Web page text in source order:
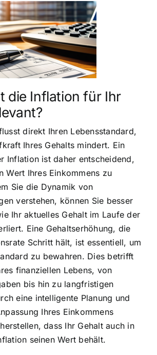
die Inflation für Ihr
direkt Ihren Lebensstandard,
Ihres Gehalts mindert. Ein
Inflation ist daher entscheidend,
Wert Ihres Einkommens zu
Sie die Dynamik von
verstehen, können Sie besser
Ihr aktuelles Gehalt im Laufe der
Eine Gehaltserhöhung, die
Schritt hält, ist essentiell, um
zu bewahren. Dies betrifft
finanziellen Lebens, von
bis hin zu langfristigen
eine intelligente Planung und
Ihres Einkommens
dass Ihr Gehalt auch in
seinen Wert behält.